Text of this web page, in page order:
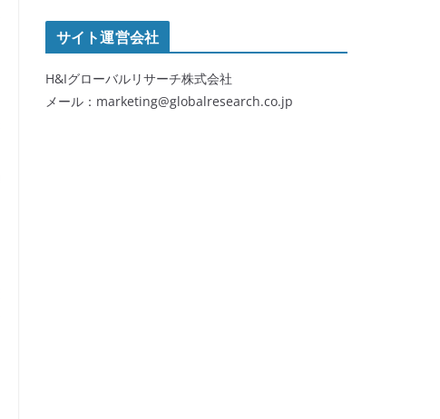
サイト運営会社
H&Iグローバルリサーチ株式会社
メール：marketing@globalresearch.co.jp